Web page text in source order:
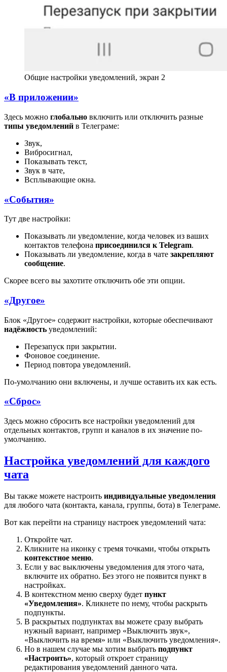
Общие настройки уведомлений, экран 2
«В приложении»
Здесь можно глобально включить или отключить разные
типы уведомлений в Телеграме:
Звук,
Вибросигнал,
Показывать текст,
Звук в чате,
Всплывающие окна.
«События»
Тут две настройки:
Показывать ли уведомление, когда человек из ваших
контактов телефона присоединился к Telegram.
Показывать ли уведомление, когда в чате закрепляют
сообщение.
Скорее всего вы захотите отключить обе эти опции.
«Другое»
Блок «Другое» содержит настройки, которые обеспечивают
надёжность уведомлений:
Перезапуск при закрытии.
Фоновое соединение.
Период повтора уведомлений.
По-умолчанию они включены, и лучше оставить их как есть.
«Сброс»
Здесь можно сбросить все настройки уведомлений для
отдельных контактов, групп и каналов в их значение по-
умолчанию.
Настройка уведомлений для каждого
чата
Вы также можете настроить индивидуальные уведомления
для любого чата (контакта, канала, группы, бота) в Телеграме.
Вот как перейти на страницу настроек уведомлений чата:
Откройте чат.
Кликните на иконку с тремя точками, чтобы открыть
контекстное меню.
Если у вас выключены уведомления для этого чата,
включите их обратно. Без этого не появится пункт в
настройках.
В контекстном меню сверху будет пункт
«Уведомления». Кликнете по нему, чтобы раскрыть
подпункты.
В раскрытых подпунктах вы можете сразу выбрать
нужный вариант, например «Выключить звук»,
«Выключить на время» или «Выключить уведомления».
Но в нашем случае мы хотим выбрать подпункт
«Настроить», который откроет страницу
редактирования уведомлений данного чата.